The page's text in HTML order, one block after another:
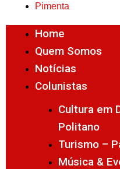
Pimenta
Home
Quem Somos
Notícias
Colunistas
Cultura em
Politano
Turismo –
Música &